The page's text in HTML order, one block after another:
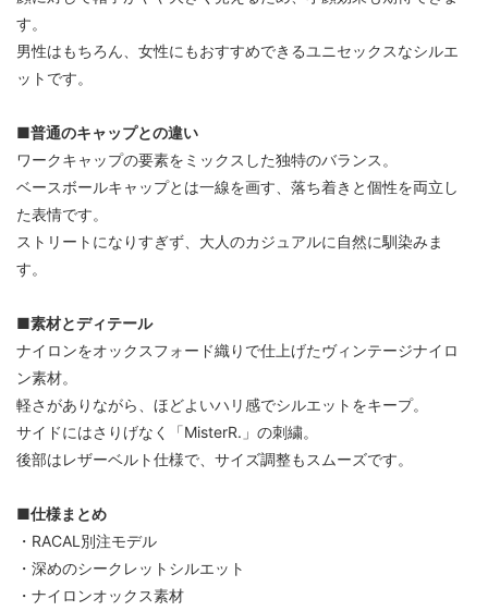
す。
男性はもちろん、女性にもおすすめできるユニセックスなシルエ
ットです。
■普通のキャップとの違い
ワークキャップの要素をミックスした独特のバランス。
ベースボールキャップとは一線を画す、落ち着きと個性を両立し
た表情です。
ストリートになりすぎず、大人のカジュアルに自然に馴染みま
す。
■素材とディテール
ナイロンをオックスフォード織りで仕上げたヴィンテージナイロ
ン素材。
軽さがありながら、ほどよいハリ感でシルエットをキープ。
サイドにはさりげなく「MisterR.」の刺繍。
後部はレザーベルト仕様で、サイズ調整もスムーズです。
■仕様まとめ
・RACAL別注モデル
・深めのシークレットシルエット
・ナイロンオックス素材